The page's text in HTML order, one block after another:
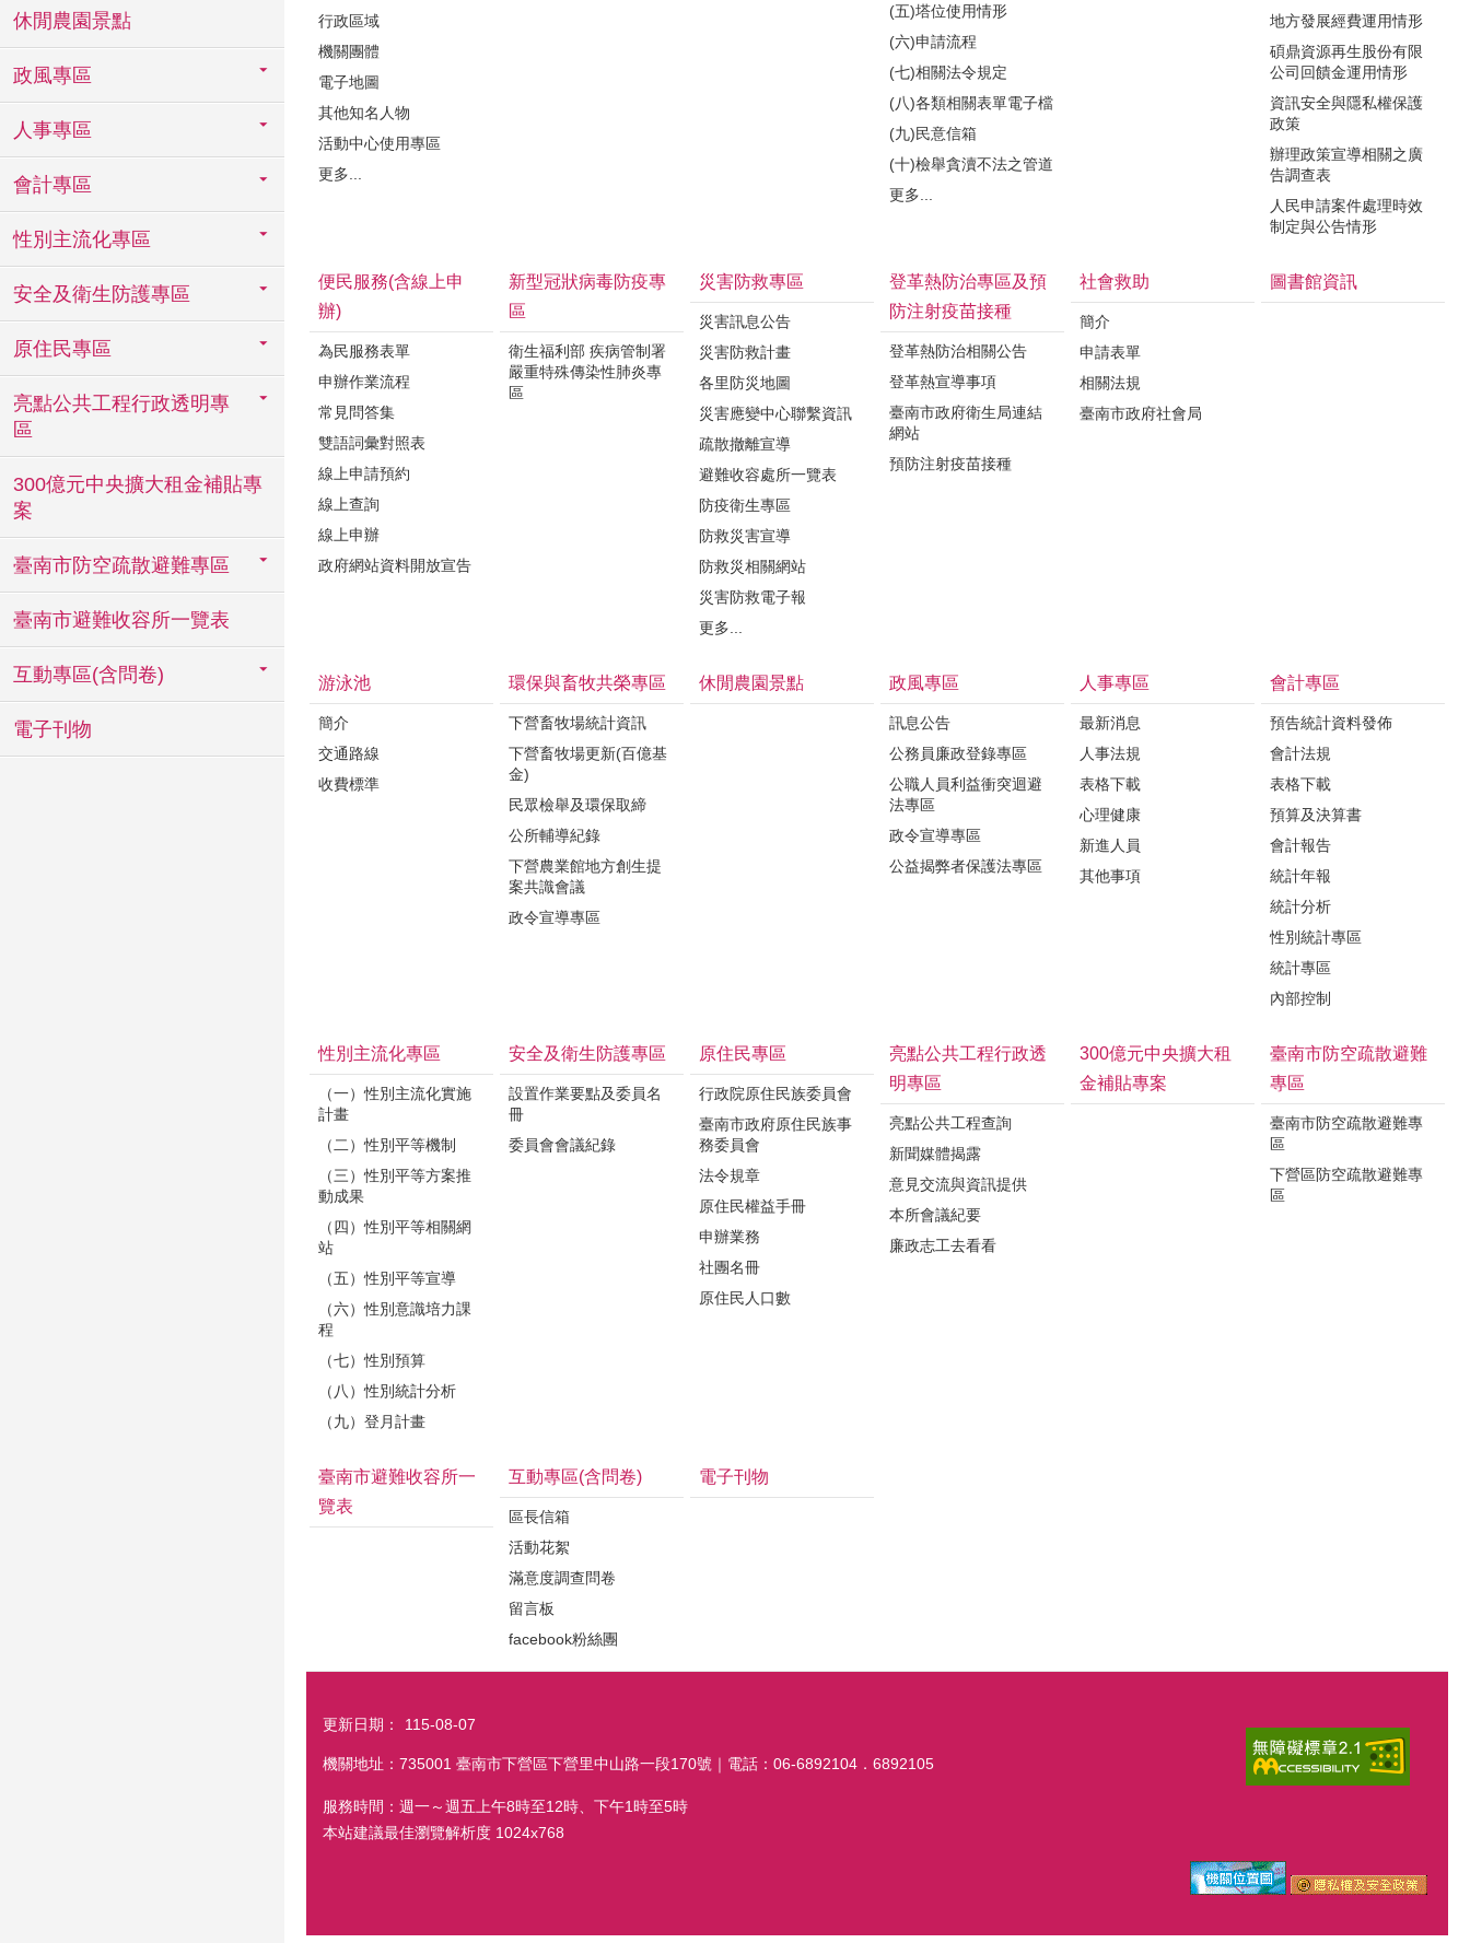
休閒農園景點
政風專區
人事專區
會計專區
性別主流化專區
安全及衛生防護專區
原住民專區
亮點公共工程行政透明專
區
300億元中央擴大租金補貼專
案
臺南市防空疏散避難專區
臺南市避難收容所一覽表
互動專區(含問卷)
電子刊物
行政區域
機關團體
電子地圖
其他知名人物
活動中心使用專區
更多...
(五)塔位使用情形
(六)申請流程
(七)相關法令規定
(八)各類相關表單電子檔
(九)民意信箱
(十)檢舉貪瀆不法之管道
更多...
地方發展經費運用情形
碩鼎資源再生股份有限
公司回饋金運用情形
資訊安全與隱私權保護
政策
辦理政策宣導相關之廣
告調查表
人民申請案件處理時效
制定與公告情形
便民服務(含線上申
辦)
為民服務表單
申辦作業流程
常見問答集
雙語詞彙對照表
線上申請預約
線上查詢
線上申辦
政府網站資料開放宣告
新型冠狀病毒防疫專
區
衛生福利部 疾病管制署
嚴重特殊傳染性肺炎專
區
災害防救專區
災害訊息公告
災害防救計畫
各里防災地圖
災害應變中心聯繫資訊
疏散撤離宣導
避難收容處所一覽表
防疫衛生專區
防救災害宣導
防救災相關網站
災害防救電子報
更多...
登革熱防治專區及預
防注射疫苗接種
登革熱防治相關公告
登革熱宣導事項
臺南市政府衛生局連結
網站
預防注射疫苗接種
社會救助
簡介
申請表單
相關法規
臺南市政府社會局
圖書館資訊
游泳池
簡介
交通路線
收費標準
環保與畜牧共榮專區
下營畜牧場統計資訊
下營畜牧場更新(百億基
金)
民眾檢舉及環保取締
公所輔導紀錄
下營農業館地方創生提
案共識會議
政令宣導專區
休閒農園景點 政風專區
訊息公告
公務員廉政登錄專區
公職人員利益衝突迴避
法專區
政令宣導專區
公益揭弊者保護法專區
人事專區
最新消息
人事法規
表格下載
心理健康
新進人員
其他事項
會計專區
預告統計資料發佈
會計法規
表格下載
預算及決算書
會計報告
統計年報
統計分析
性別統計專區
統計專區
內部控制
性別主流化專區
（一）性別主流化實施
計畫
（二）性別平等機制
（三）性別平等方案推
動成果
（四）性別平等相關網
站
（五）性別平等宣導
（六）性別意識培力課
程
（七）性別預算
（八）性別統計分析
（九）登月計畫
安全及衛生防護專區
設置作業要點及委員名
冊
委員會會議紀錄
原住民專區
行政院原住民族委員會
臺南市政府原住民族事
務委員會
法令規章
原住民權益手冊
申辦業務
社團名冊
原住民人口數
亮點公共工程行政透
明專區
亮點公共工程查詢
新聞媒體揭露
意見交流與資訊提供
本所會議紀要
廉政志工去看看
300億元中央擴大租
金補貼專案
臺南市防空疏散避難
專區
臺南市防空疏散避難專
區
下營區防空疏散避難專
區
臺南市避難收容所一
覽表
互動專區(含問卷)
區長信箱
活動花絮
滿意度調查問卷
留言板
facebook粉絲團
電子刊物
更新日期： 115-08-07
機關地址：735001 臺南市下營區下營里中山路一段170號｜電話：06-6892104．6892105
服務時間：週一～週五上午8時至12時、下午1時至5時
本站建議最佳瀏覽解析度 1024x768